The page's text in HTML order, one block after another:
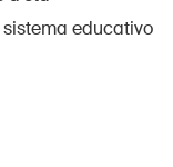
educativo